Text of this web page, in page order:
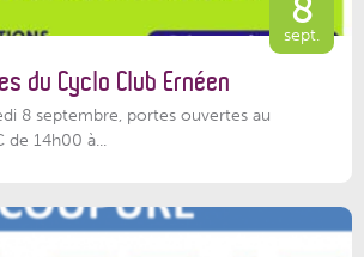
8
sept.
du Cyclo Club Ernéen
8 septembre, portes ouvertes au
de 14h00 à...